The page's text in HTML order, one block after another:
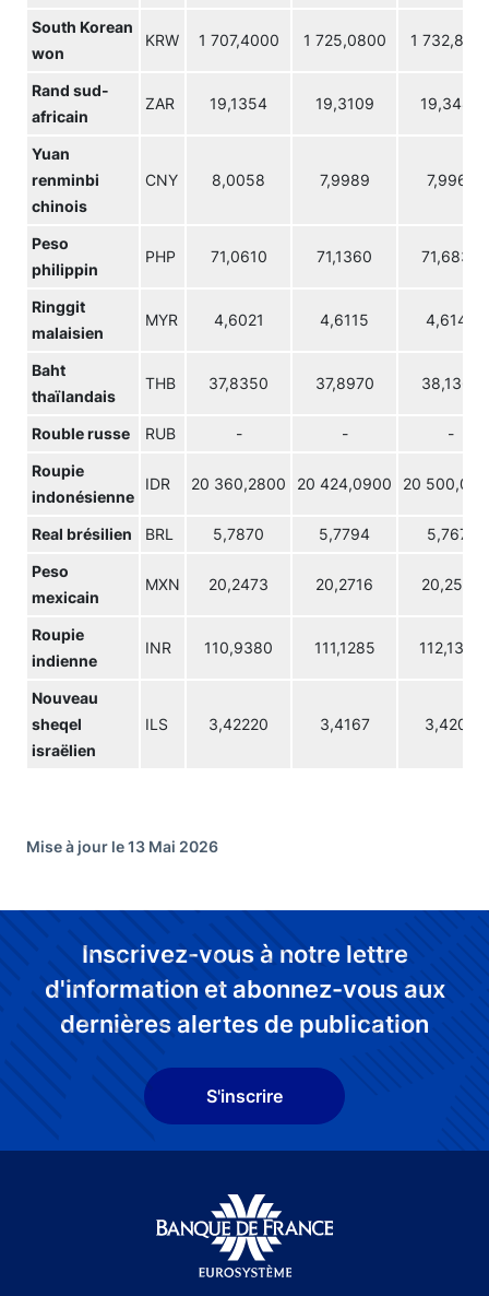
South Korean
won
KRW 1 707,4000 1 725,0800 1
Rand sud-
africain
ZAR 19,1354 19,3109 19,3488
Yuan
renminbi
chinois
CNY 8,0058 7,9989 7,9961
Peso
philippin
PHP 71,0610 71,1360 71,6830
Ringgit
malaisien
MYR 4,6021 4,6115 4,6148
Baht
thaïlandais
THB 37,8350 37,8970 38,1360
Rouble russe RUB - - -
Roupie
indonésienne
IDR 20 360,2800 20 424,0900 20
Real brésilien BRL 5,7870 5,7794 5,7671
Peso
mexicain
MXN 20,2473 20,2716 20,2592
Roupie
indienne
INR 110,9380 111,1285 112,1385
Nouveau
sheqel
israëlien
ILS 3,42220 3,4167 3,4206
Mise à jour le 13 Mai 2026
Inscrivez-vous à notre lettre
d'information et abonnez-vous aux
dernières alertes de publication
S'inscrire